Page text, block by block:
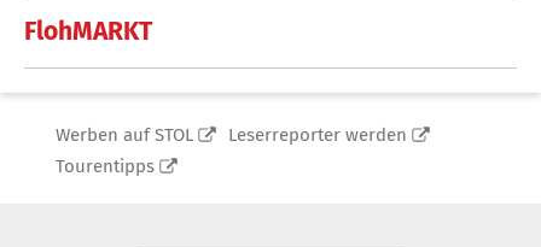
FlohMARKT
Werben auf STOL
Leserreporter werden
Tourentipps